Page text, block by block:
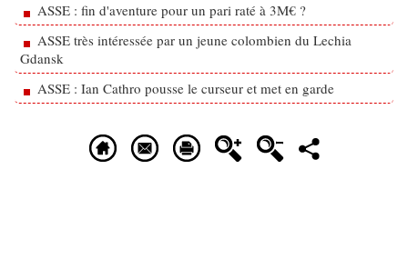
ASSE : fin d'aventure pour un pari raté à 3M€ ?
ASSE très intéressée par un jeune colombien du Lechia
Gdansk
ASSE : Ian Cathro pousse le curseur et met en garde